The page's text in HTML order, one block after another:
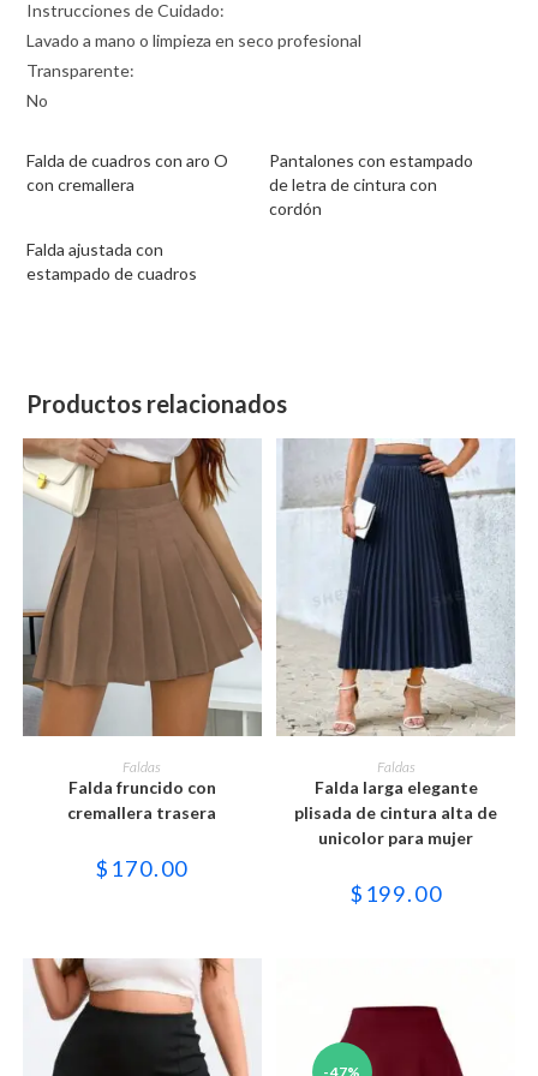
Instrucciones de Cuidado:
Lavado a mano o limpieza en seco profesional
Transparente:
No
Falda de cuadros con aro O
con cremallera
Pantalones con estampado
de letra de cintura con
cordón
Falda ajustada con
estampado de cuadros
Productos relacionados
SELECCIONAR OPCIONES
producto
tiene
múltiples
variantes.
se
pueden
de
producto
Faldas
Falda fruncido con
cremallera trasera
$ 170.00
SELECCIONAR OPCIONES
producto
tiene
múltiples
variantes.
opciones
elegir
Faldas
Falda larga elegante
plisada de cintura alta de
unicolor para mujer
$ 199.00
-47%